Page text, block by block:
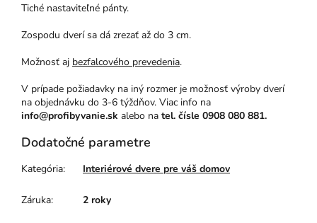
Tiché nastaviteľné pánty.
Zospodu dverí sa dá zrezať až do 3 cm.
Možnosť aj bezfalcového prevedenia.
V prípade požiadavky na iný rozmer je možnosť výroby dverí
na objednávku do 3-6 týždňov. Viac info na
info@profibyvanie.sk alebo na tel. čísle 0908 080 881.
Dodatočné parametre
Kategória: Interiérové dvere pre váš domov
Záruka: 2 roky